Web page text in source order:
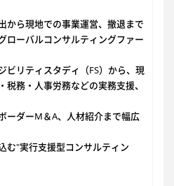
から現地での事業運営、撤退まで
ローバルコンサルティングファー
ビリティスタディ（FS）から、現
務・人事労務などの実務支援、
ーダーM＆A、人材紹介まで幅広
む"実行支援型コンサルティン